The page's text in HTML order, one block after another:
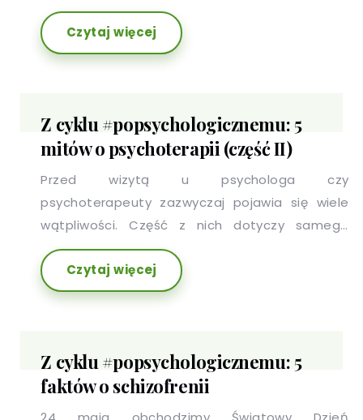
spotkania ze specjalistą i jego formy, inne,
emocji które wizycie będą towarzyszyć.
Czytaj więcej
Z cyklu #popsychologicznemu: 5
mitów o psychoterapii (część II)
Przed wizytą u psychologa czy
psychoterapeuty zazwyczaj pojawia się wiele
wątpliwości. Część z nich dotyczy samego
spotkania ze specjalistą i jego formy, inne,
emocji które wizycie będą towarzyszyć.
Czytaj więcej
Z cyklu #popsychologicznemu: 5
faktów o schizofrenii